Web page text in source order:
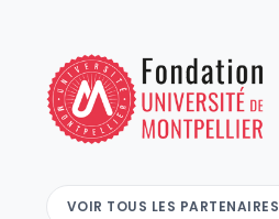
VOIR TOUS LES PARTENAIRES